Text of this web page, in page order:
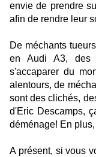
envie de prendre
afin de rendre leur
De méchants
en Audi A3, des
s'accaparer du
alentours, de
sont des clichés,
d'Eric Descamps,
déménage! En
A présent, si vous